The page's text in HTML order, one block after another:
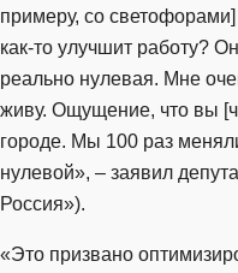
примеру, со
как-то улучшит работу?
реально нулевая. Мне
живу. Ощущение, что вы
городе. Мы 100 раз
нулевой», – заявил
Россия»).
«Это призвано